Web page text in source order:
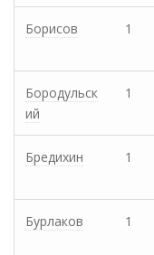
Борисов 1
Бородульск
ий
1
Бредихин 1
Бурлаков 1